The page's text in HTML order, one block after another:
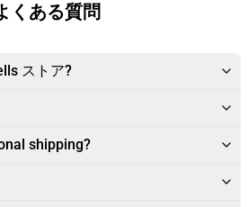
くある質問
ストア?
shipping?